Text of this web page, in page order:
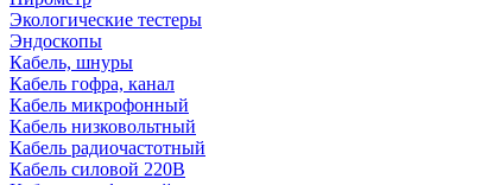
Экологические тестеры
Эндоскопы
Кабель, шнуры
Кабель гофра, канал
Кабель микрофонный
Кабель низковольтный
Кабель радиочастотный
Кабель силовой 220В